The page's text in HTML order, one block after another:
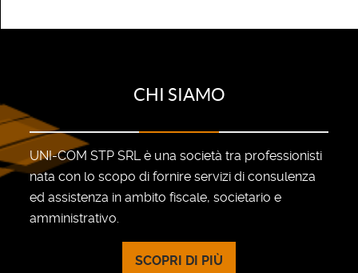
CHI SIAMO
UNI-COM STP SRL è una società tra professionisti
nata con lo scopo di fornire servizi di consulenza
ed assistenza in ambito fiscale, societario e
amministrativo.
SCOPRI DI PIÙ